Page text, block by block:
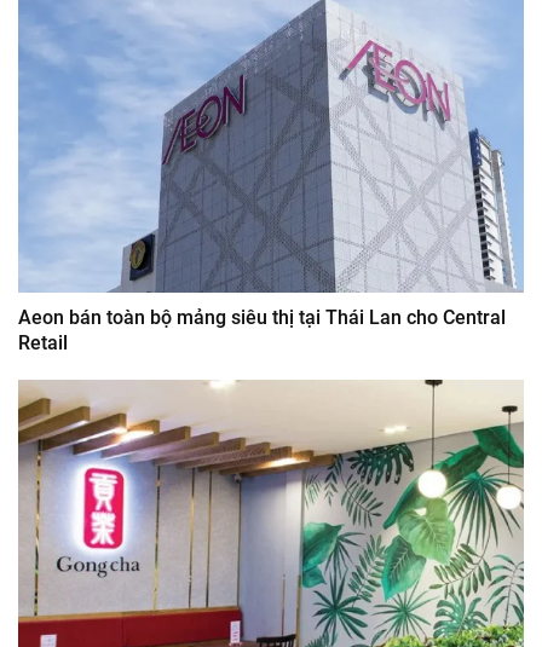
Aeon bán toàn bộ mảng siêu thị tại Thái Lan cho Central
Retail